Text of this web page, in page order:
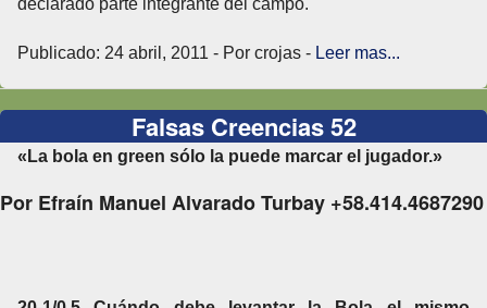
Publicado: 24 abril, 2011 - Por crojas - Leer mas...
Falsas Creencias 52
«La bola en green sólo la puede marcar el jugador.»
Por Efraín Manuel Alvarado Turbay +58.414.4687290